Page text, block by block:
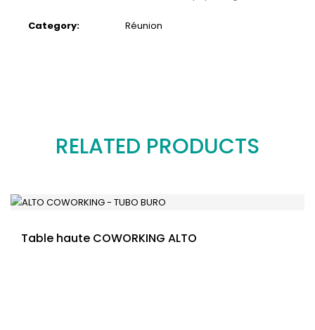
Category: Réunion
RELATED PRODUCTS
Table haute COWORKING ALTO